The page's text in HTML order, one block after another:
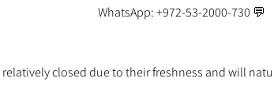
relatively closed due to their freshness and will